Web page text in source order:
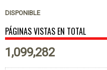
DISPONIBLE
PÁGINAS VISTAS EN TOTAL
1,099,282